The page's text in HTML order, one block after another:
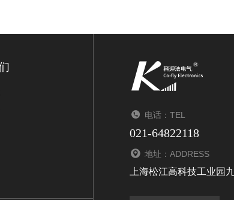
电话：TEL
021-64822118
地址：ADDRESS
上海松江高科技工业园